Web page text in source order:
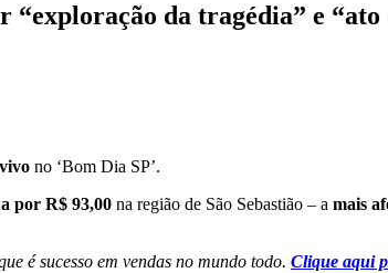
da tragédia” e “ato
no ‘Bom Dia SP’.
por R$ 93,00 na região de São Sebastião – a mais
é sucesso em vendas no mundo todo. Clique aqui